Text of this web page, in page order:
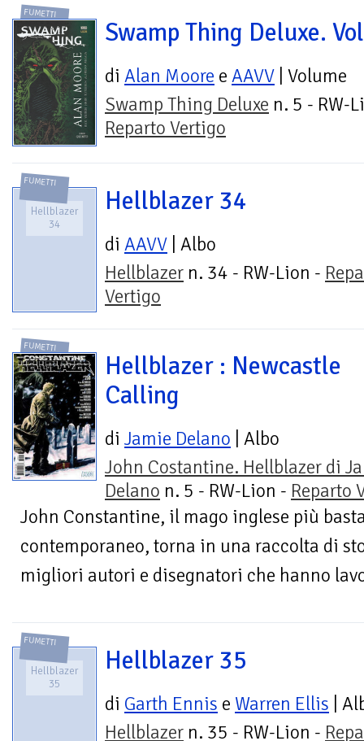
FUMETTI
Swamp Thing Deluxe.
di Alan Moore e AAVV | Volume
Swamp Thing Deluxe n. 5 - RW-
Reparto Vertigo
FUMETTI
Hellblazer
34
Hellblazer 34
di AAVV | Albo
Hellblazer n. 34 - RW-Lion -
Vertigo
FUMETTI
Hellblazer : Newcastle
Calling
di Jamie Delano | Albo
John Costantine. Hellblazer di
Delano n. 5 - RW-Lion - Reparto
John Constantine, il mago inglese più
contemporaneo, torna in una raccolta di
migliori autori e disegnatori che hanno
FUMETTI
Hellblazer
35
Hellblazer 35
di Garth Ennis e Warren Ellis |
Hellblazer n. 35 - RW-Lion -